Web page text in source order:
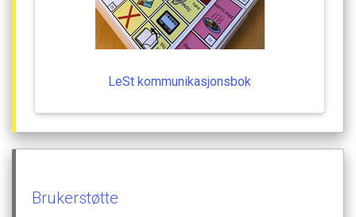
LeSt kommunikasjonsbok
Brukerstøtte